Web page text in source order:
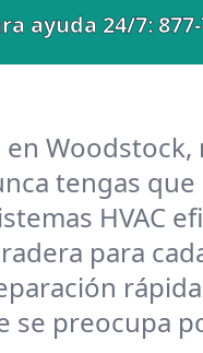
ayuda 24/7:
tengas
HVAC
para
se preocupa